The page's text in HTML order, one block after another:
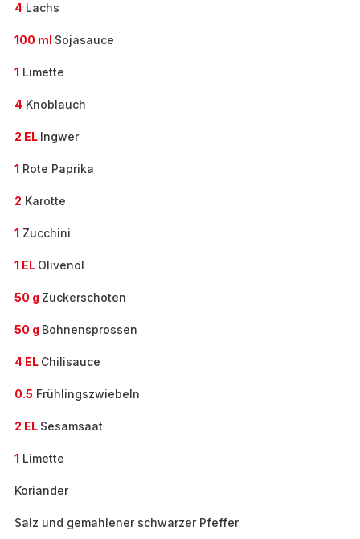
4 Lachs
100 ml Sojasauce
1 Limette
4 Knoblauch
2 EL Ingwer
1 Rote Paprika
2 Karotte
1 Zucchini
1 EL Olivenöl
50 g Zuckerschoten
50 g Bohnensprossen
4 EL Chilisauce
0.5 Frühlingszwiebeln
2 EL Sesamsaat
1 Limette
Koriander
Salz und gemahlener schwarzer Pfeffer